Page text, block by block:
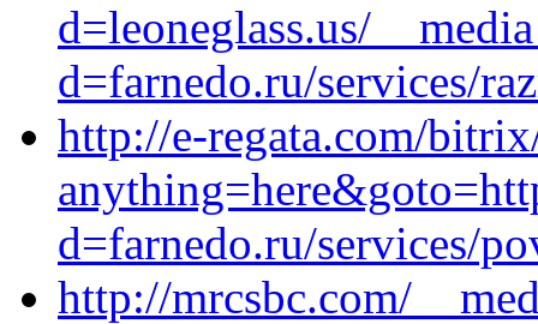
d=leoneglass.us/
d=farnedo.ru/services/
http://e-regata.com/
d=farnedo.ru/services/
http://mrcsbc.com/